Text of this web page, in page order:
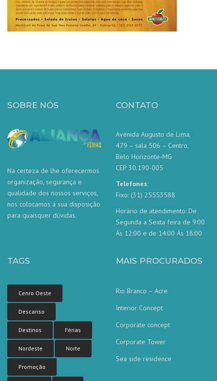
SOBRE NÓS
Na certeza de lhe oferecermos
organização, segurança e
qualidade dos nossos serviços,
nos colocamos à sua disposição
para quaisquer dúvidas.
CONTATO
Avenida Augusto de Lima,
479 – sala 506 – Centro,
Belo Horizonte-MG
CEP 30.190-005
Telefones:
Fixo: (31) 25553588
Horário de atendimento: De
Segunda a Sexta feira de 9:00
Ás 12:00 e de 14:00 Ás 18:00
TAGS
Cenro Oeste
Descanso
Destinos Férias
Nordeste Norte
Promoção
MAIS PROCURADOS
Rio Branco – Acre
Interior Concept
Corporate concept
Corporate Tower
Sea side residence
Nossa equipe de atendimento ao